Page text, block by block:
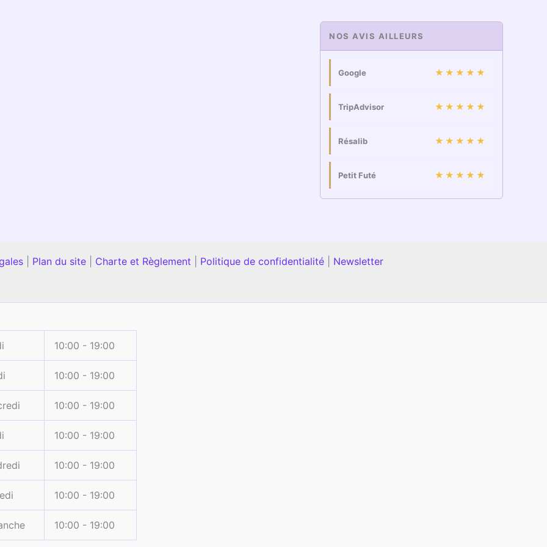
NOS AVIS AILLEURS
Google ★★★★★
TripAdvisor ★★★★★
Résalib ★★★★★
Petit Futé ★★★★★
Plan du site Charte et Règlement Politique de confidentialité Newsletter
10:00 - 19:00
10:00 - 19:00
10:00 - 19:00
10:00 - 19:00
10:00 - 19:00
10:00 - 19:00
10:00 - 19:00